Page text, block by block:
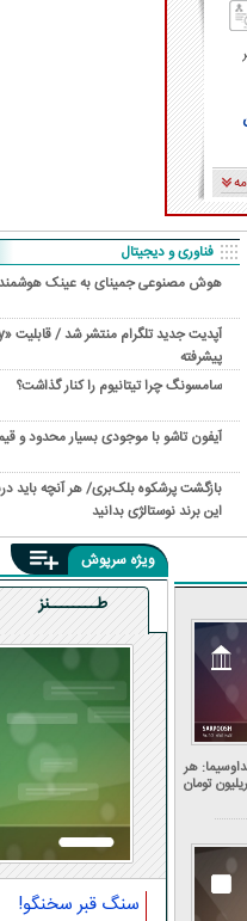
فناوری و دیجیتال
هوش مصنوعی جمینای به عینک
پیشرفته
سامسونگ چرا تیتانیوم را کنار گذاشت؟
آیفون تاشو با موجودی بسیار محدود و
بازگشت پرشکوه بلک‌بری/ هر آنچه باید
این برند نوستالژی بدانید
هر
ماهواره ۴ تریلیون تومان
ویژه سرپوش
طــــــــنز
سنگ قبر سخنگو!